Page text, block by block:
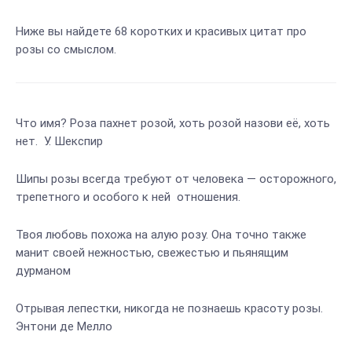
Ниже вы найдете 68 коротких и красивых цитат про
розы со смыслом.
Что имя? Роза пахнет розой, хоть розой назови её, хоть
нет. У. Шекспир
Шипы розы всегда требуют от человека — осторожного,
трепетного и особого к ней отношения.
Твоя любовь похожа на алую розу. Она точно также
манит своей нежностью, свежестью и пьянящим
дурманом
Отрывая лепестки, никогда не познаешь красоту розы.
Энтони де Мелло